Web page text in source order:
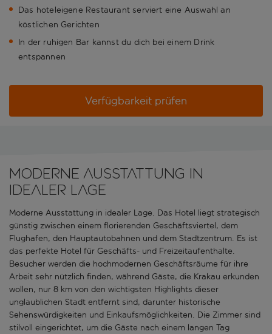
Das hoteleigene Restaurant serviert eine Auswahl an
köstlichen Gerichten
In der ruhigen Bar kannst du dich bei einem Drink
entspannen
Verfügbarkeit prüfen
Moderne Ausstattung in
idealer Lage
Moderne Ausstattung in idealer Lage. Das Hotel liegt strategisch
günstig zwischen einem florierenden Geschäftsviertel, dem
Flughafen, den Hauptautobahnen und dem Stadtzentrum. Es ist
das perfekte Hotel für Geschäfts- und Freizeitaufenthalte.
Besucher werden die hochmodernen Geschäftsräume für ihre
Arbeit sehr nützlich finden, während Gäste, die Krakau erkunden
wollen, nur 8 km von den wichtigsten Highlights dieser
unglaublichen Stadt entfernt sind, darunter historische
Sehenswürdigkeiten und Einkaufsmöglichkeiten. Die Zimmer sind
stilvoll eingerichtet, um die Gäste nach einem langen Tag